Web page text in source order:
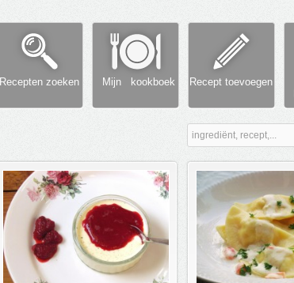
Recepten zoeken Mijn kookboek
Recept toevoegen